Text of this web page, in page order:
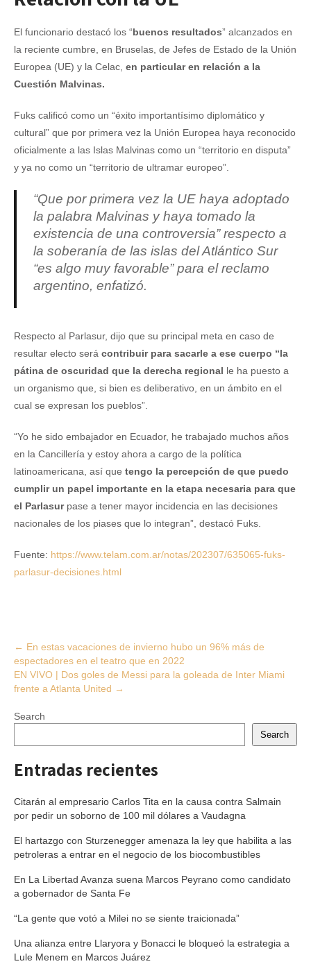
El funcionario destacó los “buenos resultados” alcanzados en
la reciente cumbre, en Bruselas, de Jefes de Estado de la Unión
Europea (UE) y la Celac, en particular en relación a la
Cuestión Malvinas.
Fuks calificó como un “éxito importantísimo diplomático y
cultural” que por primera vez la Unión Europea haya reconocido
oficialmente a las Islas Malvinas como un “territorio en disputa”
y ya no como un “territorio de ultramar europeo”.
“Que por primera vez la UE haya adoptado
la palabra Malvinas y haya tomado la
existencia de una controversia” respecto a
la soberanía de las islas del Atlántico Sur
“es algo muy favorable” para el reclamo
argentino, enfatizó.
Respecto al Parlasur, dijo que su principal meta en caso de
resultar electo será contribuir para sacarle a ese cuerpo “la
pátina de oscuridad que la derecha regional le ha puesto a
un organismo que, si bien es deliberativo, en un ámbito en el
cual se expresan los pueblos”.
“Yo he sido embajador en Ecuador, he trabajado muchos años
en la Cancillería y estoy ahora a cargo de la política
latinoamericana, así que tengo la percepción de que puedo
cumplir un papel importante en la etapa necesaria para que
el Parlasurpase a tener mayor incidencia en las decisiones
nacionales de los piases que lo integran”, destacó Fuks.
Fuente: https://www.telam.com.ar/notas/202307/635065-fuks-
parlasur-decisiones.html
Post
navigation
← En estas vacaciones de invierno hubo un 96% más de
espectadores en el teatro que en 2022
EN VIVO | Dos goles de Messi para la goleada de Inter Miami
frente a Atlanta United →
Search
Search
Entradas recientes
Citarán al empresario Carlos Tita en la causa contra Salmain
por pedir un soborno de 100 mil dólares a Vaudagna
El hartazgo con Sturzenegger amenaza la ley que habilita a las
petroleras a entrar en el negocio de los biocombustibles
En La Libertad Avanza suena Marcos Peyrano como candidato
a gobernador de Santa Fe
“La gente que votó a Milei no se siente traicionada”
Una alianza entre Llaryora y Bonacci le bloqueó la estrategia a
Lule Menem en Marcos Juárez